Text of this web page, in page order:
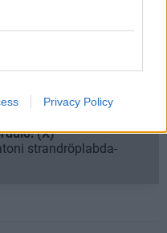
Privacy Policy
(X)
strandröplabda-